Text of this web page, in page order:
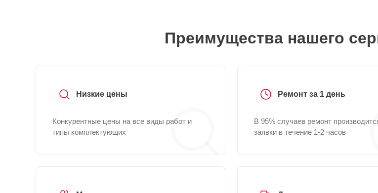
Преимущества нашего
Низкие цены
Конкурентные цены на все виды работ и
типы комплектующих
Ремонт за 1 день
В 95% случаев ремонт
заявки в течение 1-2 часов